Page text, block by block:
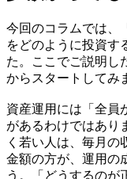
今回のコラムでは、
をどのように投資す
た。ここでご説明し
からスタートしてみ
資産運用には「全員
があるわけではあり
く若い人は、毎月の
金額の方が、運用の
う。「どうするのが